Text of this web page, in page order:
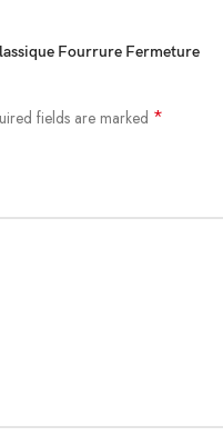
Fourrure Fermeture
fields are marked *